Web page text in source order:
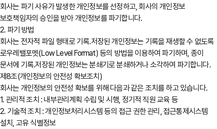
회사는 파기 사유가 발생한 개인정보를 선정하고, 회사의 개인정보
보호책임자의 승인을 받아 개인정보를 파기합니다.
2. 파기 방법
회사는 전자적 파일 형태로 기록․저장된 개인정보는 기록을 재생할 수 없도록
로우레밸포멧(Low Level Format) 등의 방법을 이용하여 파기하며, 종이
문서에 기록․저장된 개인정보는 분쇄기로 분쇄하거나 소각하여 파기합니다.
제8조(개인정보의 안전성 확보조치)
회사는 개인정보의 안전성 확보를 위해 다음과 같은 조치를 하고 있습니다.
1. 관리적 조치 : 내부관리계획 수립 및 시행, 정기적 직원 교육 등
2. 기술적 조치 : 개인정보처리시스템 등의 접근 권한 관리, 접근통제시스템
설치, 고유 식별정보